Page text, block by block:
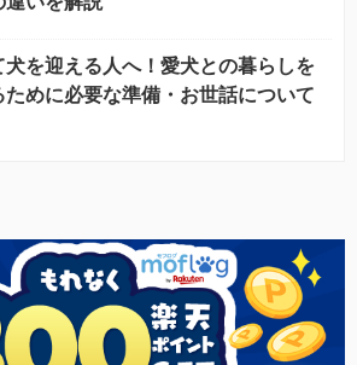
犬を迎える人へ！愛犬との暮らしを
ために必要な準備・お世話について